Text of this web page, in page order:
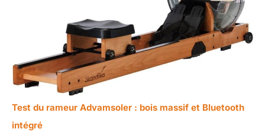
Test du rameur Advamsoler : bois massif et Bluetooth
intégré